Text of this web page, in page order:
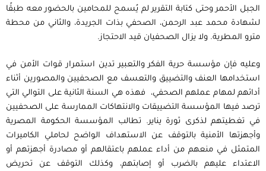
الجبل الأحمر وحتى كتابة التقرير لم يُسمح للمحامين بالحضور معه طبقًا
لشهادة محمد عبد الرحمن، الصحفي بذات الجريدة، والثاني من محطة
مترو المطرية. ولا يزال الصحفيان قيد الاحتجاز.
وعليه فإن مؤسسة حرية الفكر والتعبير تدين استمرار قوات الأمن في
استخدامها العنف والتضييق والتعسف مع الصحفيين والمصورين أثناء
أدائهم لمهام عملهم الصحفي، فهذه هي السنة الثانية على التوالي التي
ترصد فيها المؤسسة التضييقات والانتهاكات الممارسة على الصحفيين
في تغطيتهم لذكرى ثورة يناير. تطالب المؤسسة الحكومة المصرية
وأجهزتها الأمنية بالتوقف عن الاستهداف الواضح لحاملي الكاميرات
المتمثل في منعهم من أداء عملهم باعتقالهم أو مصادرة أجهزتهم أو
الاعتداء عليهم بالضرب أو إصابتهم، وكذلك التوقف عن تحريض